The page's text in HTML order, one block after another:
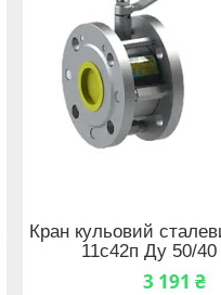
Кран кульовий
11с42п Ду 50/
3 191 ₴